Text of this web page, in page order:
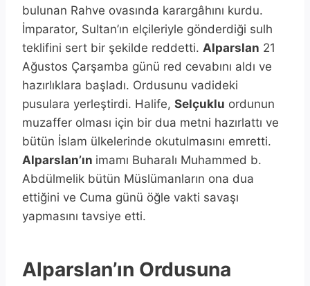
bulunan Rahve ovasında karargâhını kurdu.
İmparator, Sultan’ın elçileriyle gönderdiği sulh
teklifini sert bir şekilde reddetti. Alparslan 21
Ağustos Çarşamba günü red cevabını aldı ve
hazırlıklara başladı. Ordusunu vadideki
pusulara yerleştirdi. Halife, Selçuklu ordunun
muzaffer olması için bir dua metni hazırlattı ve
bütün İslam ülkelerinde okutulmasını emretti.
Alparslan’ın imamı Buharalı Muhammed b.
Abdülmelik bütün Müslümanların ona dua
ettiğini ve Cuma günü öğle vakti savaşı
yapmasını tavsiye etti.
Alparslan’ın Ordusuna